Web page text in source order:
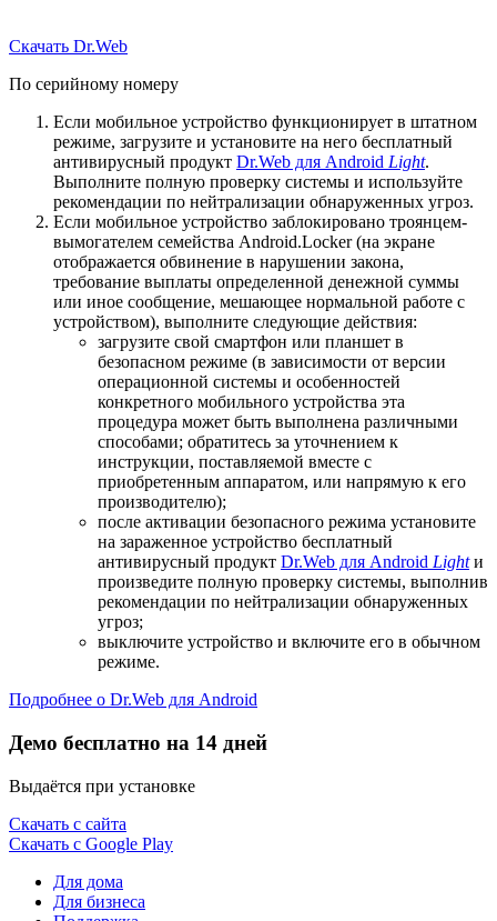
Скачать Dr.Web
По серийному номеру
Если мобильное устройство функционирует в штатном
режиме, загрузите и установите на него бесплатный
антивирусный продукт Dr.Web для Android Light.
Выполните полную проверку системы и используйте
рекомендации по нейтрализации обнаруженных угроз.
Если мобильное устройство заблокировано троянцем-
вымогателем семейства Android.Locker (на экране
отображается обвинение в нарушении закона,
требование выплаты определенной денежной суммы
или иное сообщение, мешающее нормальной работе с
устройством), выполните следующие действия:
загрузите свой смартфон или планшет в
безопасном режиме (в зависимости от версии
операционной системы и особенностей
конкретного мобильного устройства эта
процедура может быть выполнена различными
способами; обратитесь за уточнением к
инструкции, поставляемой вместе с
приобретенным аппаратом, или напрямую к его
производителю);
после активации безопасного режима установите
на зараженное устройство бесплатный
антивирусный продукт Dr.Web для Android Lightи
произведите полную проверку системы, выполнив
рекомендации по нейтрализации обнаруженных
угроз;
выключите устройство и включите его в обычном
режиме.
Подробнее о Dr.Web для Android
Демо бесплатно на 14 дней
Выдаётся при установке
Скачать с сайта
Скачать с Google Play
Для дома
Для бизнеса